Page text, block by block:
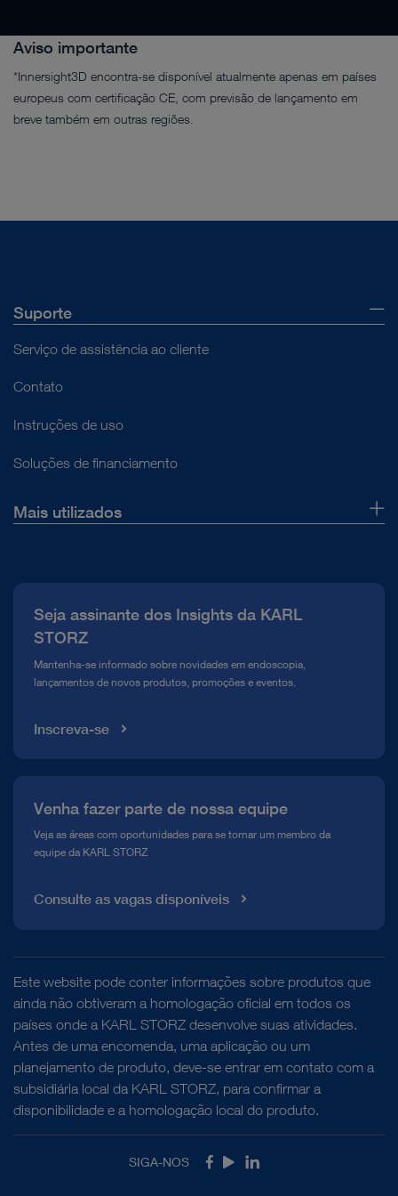
Aviso importante
*Innersight3D encontra-se disponível atualmente apenas em países
europeus com certificação CE, com previsão de lançamento em
breve também em outras regiões.
Suporte
Serviço de assistência ao cliente
Contato
Instruções de uso
Soluções de financiamento
Mais utilizados
Compliance Hotline
Mediateca
Seja assinante dos Insights da KARL
STORZ
Mantenha-se informado sobre novidades em endoscopia,
lançamentos de novos produtos, promoções e eventos.
Inscreva-se
Venha fazer parte de nossa equipe
Veja as áreas com oportunidades para se tornar um membro da
equipe da KARL STORZ
Consulte as vagas disponíveis
Este website pode conter informações sobre produtos que
ainda não obtiveram a homologação oficial em todos os
países onde a KARL STORZ desenvolve suas atividades.
Antes de uma encomenda, uma aplicação ou um
planejamento de produto, deve-se entrar em contato com a
subsidiária local da KARL STORZ, para confirmar a
disponibilidade e a homologação local do produto.
SIGA-NOS Facebook
YoutubeLinkedIn